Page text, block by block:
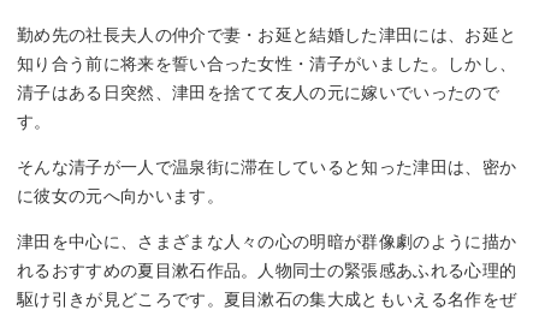
勤め先の社長夫人の仲介で妻・お延と結婚した津田には、お延と
知り合う前に将来を誓い合った女性・清子がいました。しかし、
清子はある日突然、津田を捨てて友人の元に嫁いでいったので
す。
そんな清子が一人で温泉街に滞在していると知った津田は、密か
に彼女の元へ向かいます。
津田を中心に、さまざまな人々の心の明暗が群像劇のように描か
れるおすすめの夏目漱石作品。人物同士の緊張感あふれる心理的
駆け引きが見どころです。夏目漱石の集大成ともいえる名作をぜ